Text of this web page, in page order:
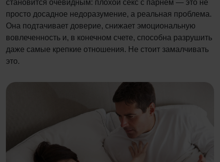
становится очевидным: плохой секс с парнем — это не
просто досадное недоразумение, а реальная проблема.
Она подтачивает доверие, снижает эмоциональную
вовлеченность и, в конечном счете, способна разрушить
даже самые крепкие отношения. Не стоит замалчивать
это.